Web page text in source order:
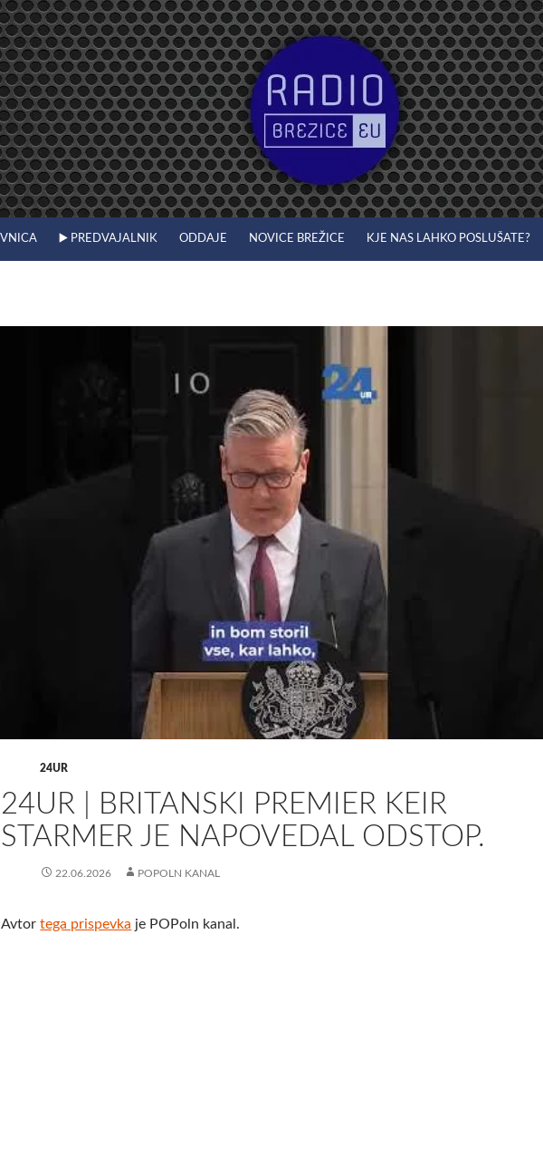
▶️ PREDVAJALNIK ODDAJE NOVICE BREŽICE KJE NAS LAHKO POSLUŠATE?
24UR
24UR | BRITANSKI PREMIER KEIR
STARMER JE NAPOVEDAL ODSTOP.
22.06.2026 POPOLN KANAL
Avtortega prispevka je POPoln kanal.